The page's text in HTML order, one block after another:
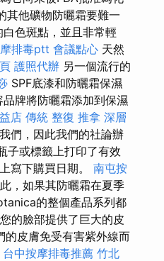
其他礦物防曬霜要難一
色斑點，並且非常輕
排毒ptt 會議點心 天然
護照代辦 另一個流行的
SPF底漆和防曬霜保濕
牌將防曬霜添加到保濕
店 傳統 整復 推拿 深層
們，因此我們的社論辦
子或標籤上打印了有效
寫下購買日期。 南屯按
，如果其防曬霜在夏季
的整個產品系列都
的臉部提供了巨大的皮
的皮膚免受有害紫外線而
台中按摩排毒推薦 竹北